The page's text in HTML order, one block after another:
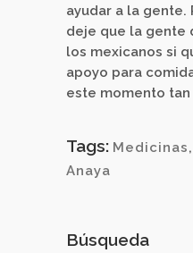
ayudar a la gente.
deje que la gente
los mexicanos si
apoyo para
este momento
Tags: Medicinas,
Anaya
Búsqueda